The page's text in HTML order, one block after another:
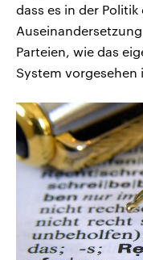
dass es in der
Parteien, wie das
System vorgesehen